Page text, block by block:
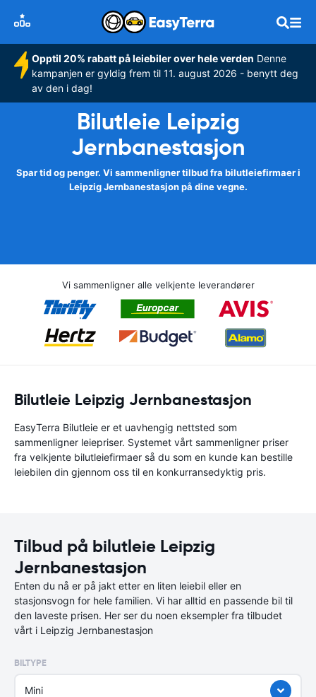
Opptil 20% rabatt på leiebiler over hele verden Denne
kampanjen er gyldig frem til 11. august 2026 - benytt deg
av den i dag!
Bilutleie Leipzig
Jernbanestasjon
Spar tid og penger. Vi sammenligner tilbud fra bilutleiefirmaer i
Leipzig Jernbanestasjon på dine vegne.
Vi sammenligner alle velkjente leverandører
Bilutleie Leipzig Jernbanestasjon
EasyTerra Bilutleie er et uavhengig nettsted som
sammenligner leiepriser. Systemet vårt sammenligner priser
fra velkjente bilutleiefirmaer så du som en kunde kan bestille
leiebilen din gjennom oss til en konkurransedyktig pris.
Tilbud på bilutleie Leipzig
Jernbanestasjon
Enten du nå er på jakt etter en liten leiebil eller en
stasjonsvogn for hele familien. Vi har alltid en passende bil til
den laveste prisen. Her ser du noen eksempler fra tilbudet
vårt i Leipzig Jernbanestasjon
BILTYPE
Mini